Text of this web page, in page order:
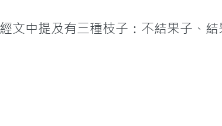
文中提及有三種枝子：不結果子、